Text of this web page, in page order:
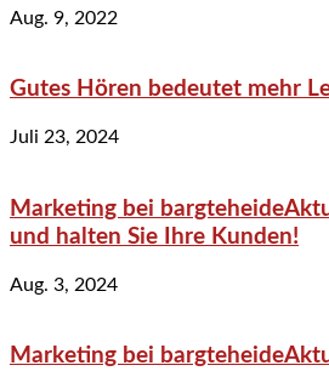
Aug. 9, 2022
Gutes Hören bedeutet mehr
Juli 23, 2024
Marketing bei
und halten Sie Ihre Kunden!
Aug. 3, 2024
Marketing bei